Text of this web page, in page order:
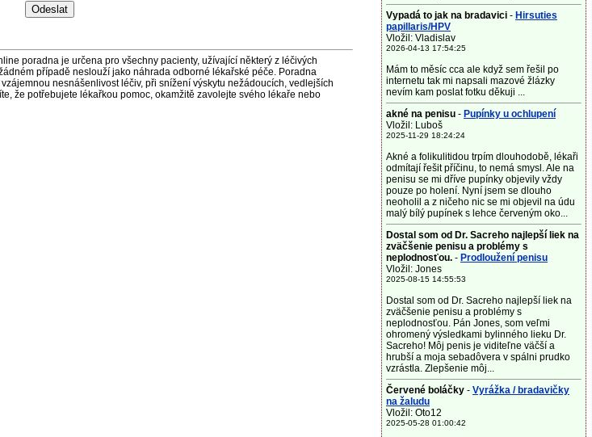
poradna je určena pro všechny pacienty, užívající některý z léčivých
případě neslouží jako náhrada odborné lékařské péče. Poradna
nesnášenlivost léčiv, při snížení výskytu nežádoucích, vedlejších
že potřebujete lékařkou pomoc, okamžitě zavolejte svého lékaře nebo
Vypadá to jak na bradavici - Hirsuties
papillaris/HPV
Vložil: Vladislav
2026-04-13 17:54:25
Mám to měsíc cca ale když sem řešil po
internetu tak mi napsali mazové žlázky
nevím kam poslat fotku děkuji ...
akné na penisu - Pupínky u ochlupení
Vložil: Luboš
2025-11-29 18:24:24
Akné a folikulitidou trpím dlouhodobě, lékaři
odmítají řešit příčinu, to nemá smysl. Ale na
penisu se mi dříve pupínky objevily vždy
pouze po holení. Nyní jsem se dlouho
neoholil a z ničeho nic se mi objevil na údu
malý bílý pupínek s lehce červeným oko...
Dostal som od Dr. Sacreho najlepší liek na
zväčšenie penisu a problémy s
neplodnosťou. - Prodloužení penisu
Vložil: Jones
2025-08-15 14:55:53
Dostal som od Dr. Sacreho najlepší liek na
zväčšenie penisu a problémy s
neplodnosťou. Pán Jones, som veľmi
ohromený výsledkami bylinného lieku Dr.
Sacreho! Môj penis je viditeľne väčší a
hrubší a moja sebadôvera v spálni prudko
vzrástla. Zlepšenie môj...
Červené boláčky - Vyrážka / bradavičky
na žaludu
Vložil: Oto12
2025-05-28 01:00:42